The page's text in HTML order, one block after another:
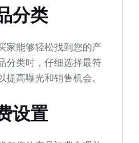
分类
家能够轻松找到您的产
分类时，仔细选择最符
高曝光和销售机会。
设置